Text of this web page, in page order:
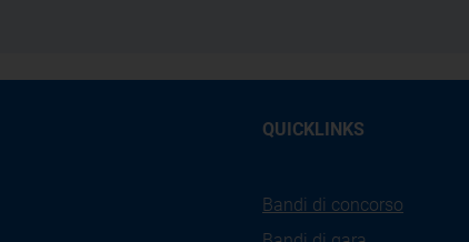
QUICKLINKS
Bandi di concorso